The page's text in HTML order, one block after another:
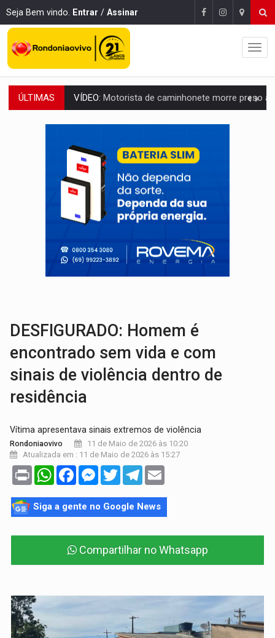
Seja Bem vindo. Entrar / Assinar
ÚLTIMAS LAZER:Seis lugares gratuitos para aproveitar o fim de semana
VÍDEO:FTICCO e Força Tática prendem membro do CV com arma e drogas
INCLUSÃO:Prefeitura fortalece parceria com a APAE para ampliar ações
DEFESA: Exército testa inovações no combate a drones durante
TEMAS SOCIOAMBIENTAIS:
PREVISÃO:Interior de Rondônia terá sábado (8) de calor intenso
INFRAESTRUTURA:Após quase 30 anos de espera, asfalto chega ao
DESFIGURADO: Homem é
encontrado sem vida e com
sinais de violência dentro de
residência
Vítima apresentava sinais extremos de violência
Rondoniaovivo
11 de Maio de 2026 às 10:20
Atualizada em : 11 de Maio de 2026 às 15:27
Print WhatsAppFacebookMessenger
TwitterTelegram
Siga a gente no Google News
Compartilhar no Whatsapp